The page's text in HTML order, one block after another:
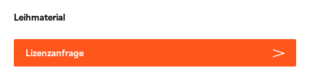
Leihmaterial
Lizenzanfrage